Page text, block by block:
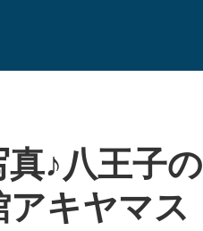
♪八王子の
キヤマス